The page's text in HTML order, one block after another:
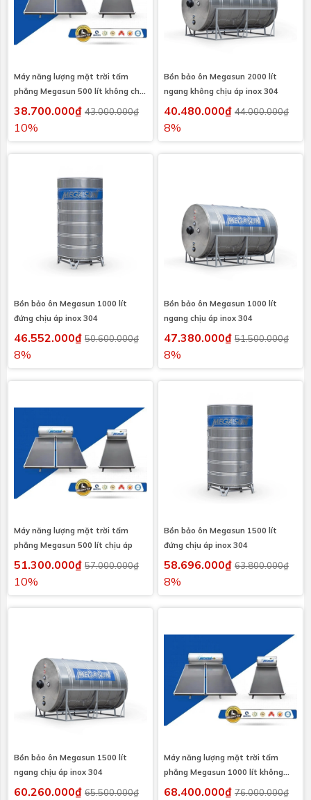
Máy năng lượng mặt trời tấm
phẳng Megasun 500 lít không chịu
áp
38.700.000₫ 43.000.000₫
10%
Bồn bảo ôn Megasun 2000 lít
ngang không chịu áp inox 304
40.480.000₫ 44.000.000₫
8%
Bồn bảo ôn Megasun 1000 lít
đứng chịu áp inox 304
46.552.000₫ 50.600.000₫
8%
Bồn bảo ôn Megasun 1000 lít
ngang chịu áp inox 304
47.380.000₫ 51.500.000₫
8%
Máy năng lượng mặt trời tấm
phẳng Megasun 500 lít chịu áp
51.300.000₫ 57.000.000₫
10%
Bồn bảo ôn Megasun 1500 lít
đứng chịu áp inox 304
58.696.000₫ 63.800.000₫
8%
Bồn bảo ôn Megasun 1500 lít
ngang chịu áp inox 304
60.260.000₫ 65.500.000₫
Máy năng lượng mặt trời tấm
phẳng Megasun 1000 lít không
chịu áp
68.400.000₫ 76.000.000₫